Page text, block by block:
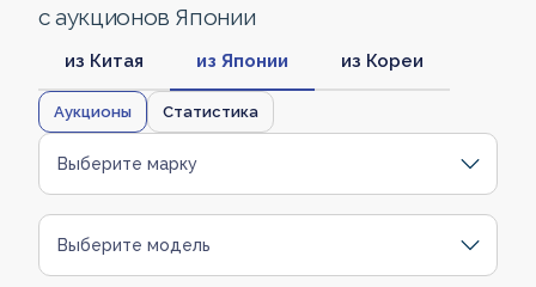
с аукционов Японии
из Китая из Японии из Кореи
Аукционы Статистика
Выберите марку
Выберите модель